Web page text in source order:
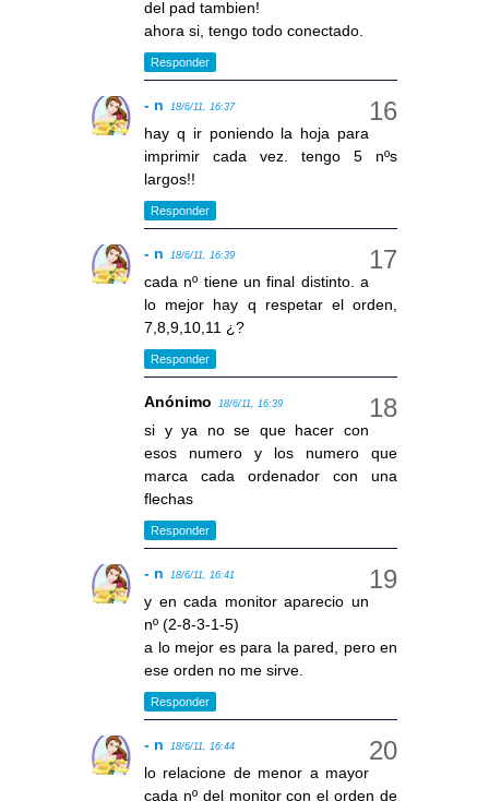
del pad tambien!
ahora si, tengo todo conectado.
Responder
- n 18/6/11, 16:37
hay q ir poniendo la hoja para
imprimir cada vez. tengo 5 nºs
largos!!
Responder
- n 18/6/11, 16:39
cada nº tiene un final distinto. a
lo mejor hay q respetar el orden,
7,8,9,10,11 ¿?
Responder
Anónimo 18/6/11, 16:39
si y ya no se que hacer con
esos numero y los numero que
marca cada ordenador con una
flechas
Responder
- n 18/6/11, 16:41
y en cada monitor aparecio un
nº (2-8-3-1-5)
a lo mejor es para la pared, pero en
ese orden no me sirve.
Responder
- n 18/6/11, 16:44
lo relacione de menor a mayor
cada nº del monitor con el orden de